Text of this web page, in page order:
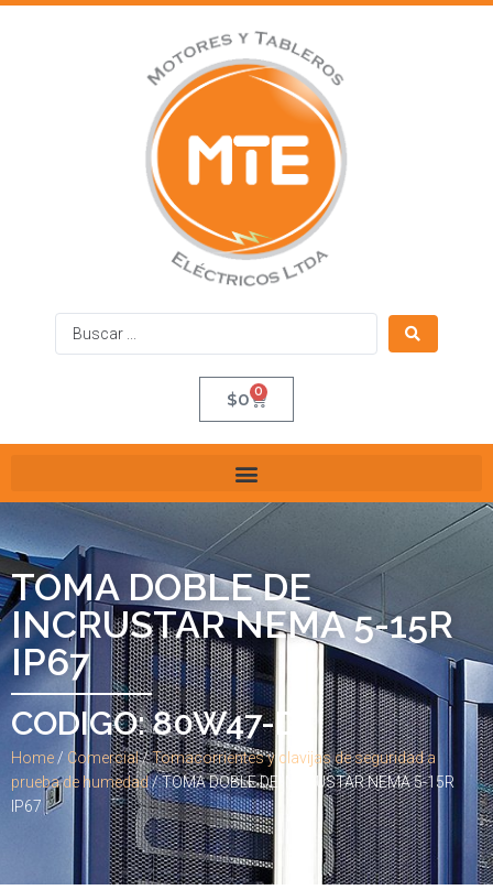
$0 0
TOMA DOBLE DE
INCRUSTAR NEMA 5-15R
IP67
CODIGO: 80W47-D
Home / Comercial/Tomacorrientes y clavijas de seguridad a
prueba de humedad/ TOMA DOBLE DE INCRUSTAR NEMA 5-15R
IP67